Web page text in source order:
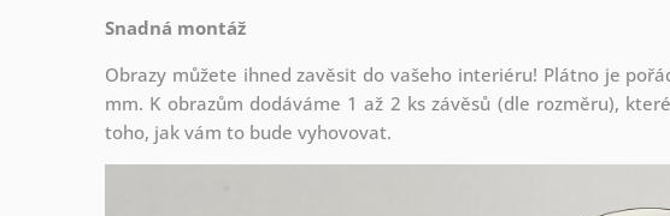
Snadná montáž
Obrazy můžete ihned zavěsit do vašeho interiéru! Plátno je
mm. K obrazům dodáváme 1 až 2 ks závěsů (dle rozměru),
toho, jak vám to bude vyhovovat.